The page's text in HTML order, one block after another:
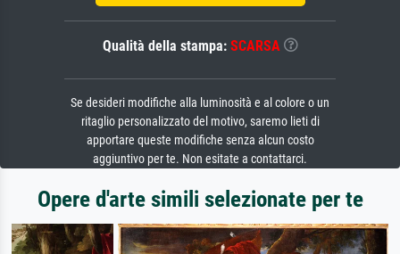
Qualità della stampa: SCARSA
Se desideri modifiche alla luminosità e al colore o un
ritaglio personalizzato del motivo, saremo lieti di
apportare queste modifiche senza alcun costo
aggiuntivo per te. Non esitate a contattarci.
Opere d'arte simili selezionate per te